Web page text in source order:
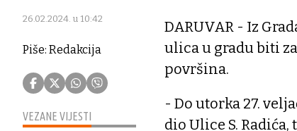
26.02.2024. u 10:42
Piše: Redakcija
VEZANE VIJESTI
DARUVAR - Iz
ulica u gradu biti
površina.
- Do utorka 27.
dio Ulice S.